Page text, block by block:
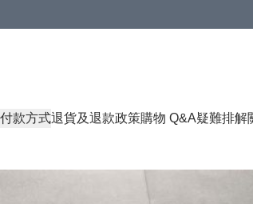
付款方式退貨及退款政策購物 Q&A疑難排解